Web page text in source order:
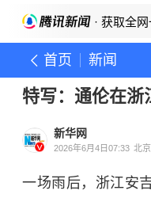
· 获取全
首页 新闻
特写：通伦在浙
新华网
2026年6月4日07:33 北京
一场雨后，浙江安